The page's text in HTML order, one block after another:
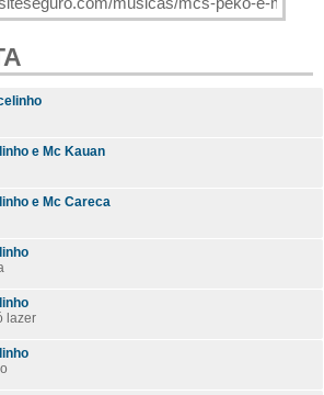
e Mc Kauan
e Mc Careca
lazer